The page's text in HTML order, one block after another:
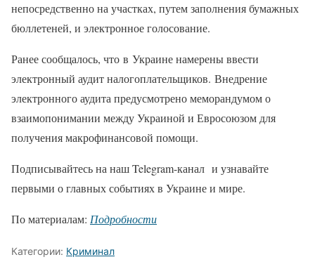
непосредственно на участках, путем заполнения бумажных
бюллетеней, и электронное голосование.
Ранее сообщалось, что в Украине намерены ввести
электронный аудит налогоплательщиков. Внедрение
электронного аудита предусмотрено меморандумом о
взаимопонимании между Украиной и Евросоюзом для
получения макрофинансовой помощи.
Подписывайтесь на наш Telegram-канал и узнавайте
первыми о главных событиях в Украине и мире.
По материалам: Подробности
Категории: Криминал